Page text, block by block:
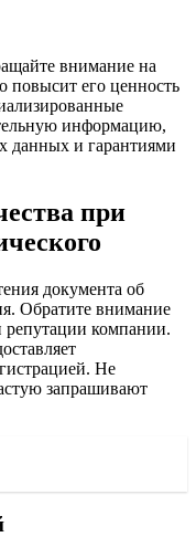
внимание на
повысит его ценность
информацию,
данных и гарантиями
при
документа об
Обратите внимание
компании.
Не
запрашивают